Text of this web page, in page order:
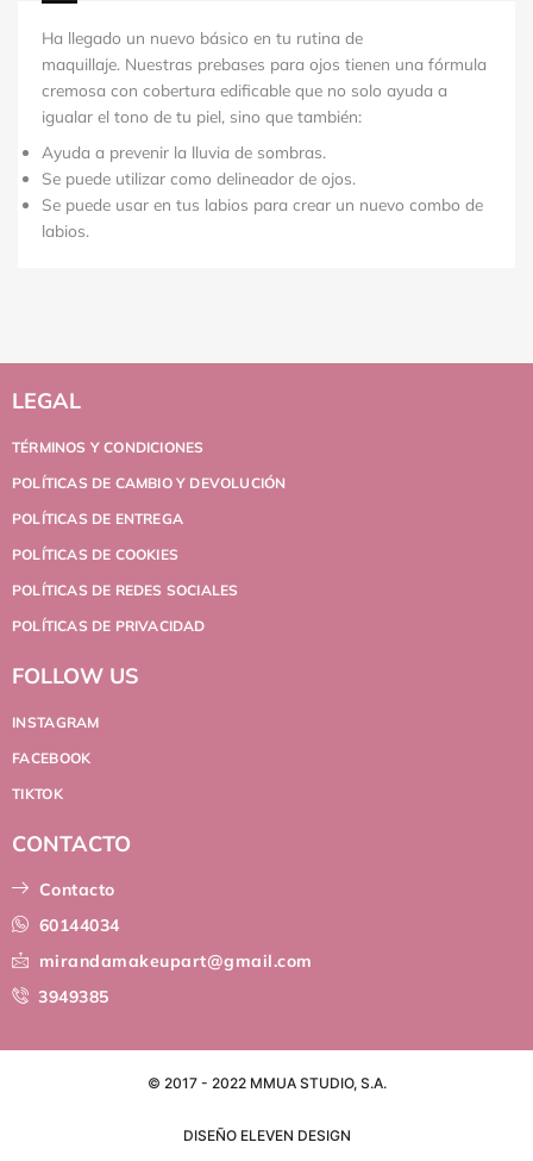
Ha llegado un nuevo básico en tu rutina de
maquillaje. Nuestras prebases para ojos tienen una fórmula
cremosa con cobertura edificable que no solo ayuda a
igualar el tono de tu piel, sino que también:
Ayuda a prevenir la lluvia de sombras.
Se puede utilizar como delineador de ojos.
Se puede usar en tus labios para crear un nuevo combo de
labios.
LEGAL
TÉRMINOS Y CONDICIONES
POLÍTICAS DE CAMBIO Y DEVOLUCIÓN
POLÍTICAS DE ENTREGA
POLÍTICAS DE COOKIES
POLÍTICAS DE REDES SOCIALES
POLÍTICAS DE PRIVACIDAD
FOLLOW US
INSTAGRAM
FACEBOOK
TIKTOK
CONTACTO
Contacto
60144034
mirandamakeupart@gmail.com
3949385
© 2017 - 2022 MMUA STUDIO, S.A.
DISEÑO ELEVEN DESIGN